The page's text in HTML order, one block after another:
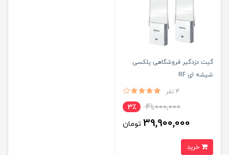
گیت دزدگیر فروشگاهی پلکسی
شیشه ای RF
4 نفر
41,000,000 3٪
39,900,000 تومان